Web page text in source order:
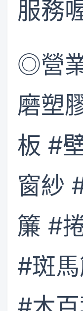
服務
​◎營
磨塑
板 #
窗紗
簾 #
#斑